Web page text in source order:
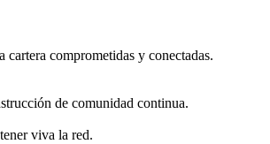
comprometidas y conectadas.
de comunidad continua.
viva la red.